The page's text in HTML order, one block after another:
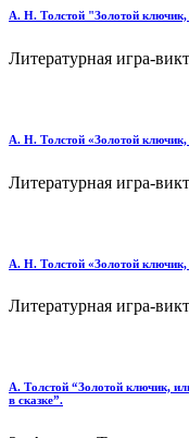
А. Н. Толстой "Золотой
Литературная игра-
А. Н. Толстой «Золотой
Литературная игра-
А. Н. Толстой «Золотой
Литературная игра-
А. Толстой “Золотой ключик,
в сказке”.